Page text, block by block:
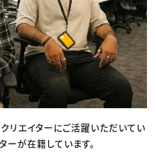
リエイターにご活躍いただいてい
ーが在籍しています。